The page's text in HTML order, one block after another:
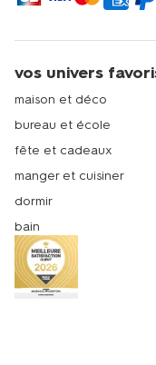
vos univers
maison et déco
bureau et école
fête et cadeaux
manger et cuisiner
dormir
bain